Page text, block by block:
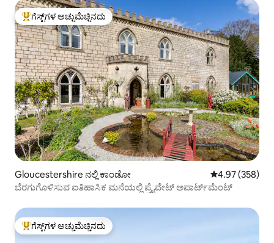
ಗೆಸ್ಟ್‌ಗಳಿಗೆ ಅತಿ ಹೆಚ್ಚು ಅಚ್ಚುಮೆಚ್ಚಿನದು
ಗೆಸ್ಟ್‌ಗಳ ಅಚ್ಚುಮೆಚ್ಚಿನದು
Gloucestershire ನಲ್ಲಿ ಕಾಂಡೋ 5 ರಲ್ಲಿ 4.97
4.97 (358)
ಬೆರಗುಗೊಳಿಸುವ ಐತಿಹಾಸಿಕ ಮನೆಯಲ್ಲಿ ಪ್ರೈವೇಟ್ ಅಪಾರ್ಟ್‌ಮೆಂಟ್
ಗೆಸ್ಟ್‌ಗಳಿಗೆ ಅತಿ ಹೆಚ್ಚು ಅಚ್ಚುಮೆಚ್ಚಿನದು
ಗೆಸ್ಟ್‌ಗಳ ಅಚ್ಚುಮೆಚ್ಚಿನದು